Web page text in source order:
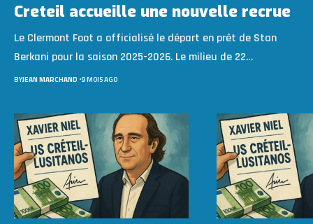
Creteil accueille une nouvelle recrue
Le Clermont Foot a officialisé le départ en prêt de Stan
Berkani pour la saison 2025-2026. Le milieu de 22…
BYJEAN MARCHAND 9 MOIS AGO